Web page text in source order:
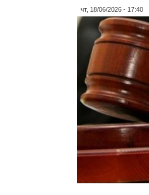
чт, 18/06/2026 - 17:40